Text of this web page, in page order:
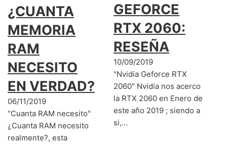
¿CUANTA
MEMORIA
RAM
NECESITO
EN VERDAD?
06/11/2019
"Cuanta RAM necesito"
¿Cuanta RAM necesito
realmente?, esta
GEFORCE
RTX 2060:
RESEÑA
10/09/2019
"Nvidia Geforce RTX
2060" Nvidia nos acerco
la RTX 2060 en Enero de
este año 2019 ; siendo a
si,…